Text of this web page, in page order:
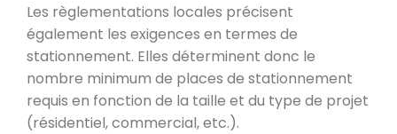
Les règlementations locales précisent
également les exigences en termes de
stationnement. Elles déterminent donc le
nombre minimum de places de stationnement
requis en fonction de la taille et du type de projet
(résidentiel, commercial, etc.).